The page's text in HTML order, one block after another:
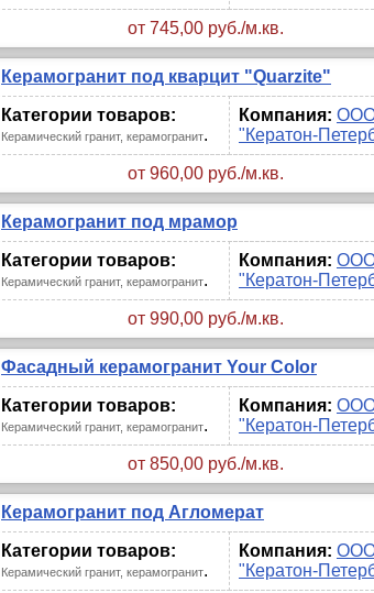
от 745,00 руб./м.кв.
Керамогранит под кварцит "Quarzite"
Категории товаров:
Керамический гранит, керамогранит.
Компания:
"Кератон-
от 960,00 руб./м.кв.
Керамогранит под мрамор
Категории товаров:
Керамический гранит, керамогранит.
Компания:
"Кератон-
от 990,00 руб./м.кв.
Фасадный керамогранит Your Color
Категории товаров:
Керамический гранит, керамогранит.
Компания:
"Кератон-
от 850,00 руб./м.кв.
Керамогранит под Агломерат
Категории товаров:
Керамический гранит, керамогранит.
Компания:
"Кератон-